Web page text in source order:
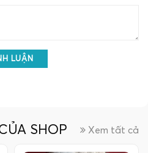
LUẬN
SHOP Xem tất cả